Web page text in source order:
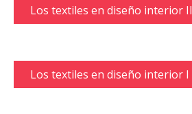
Los textiles en diseño interior II
Los textiles en diseño interior I